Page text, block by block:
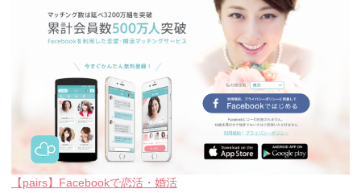
【pairs】Facebookで恋活・婚活